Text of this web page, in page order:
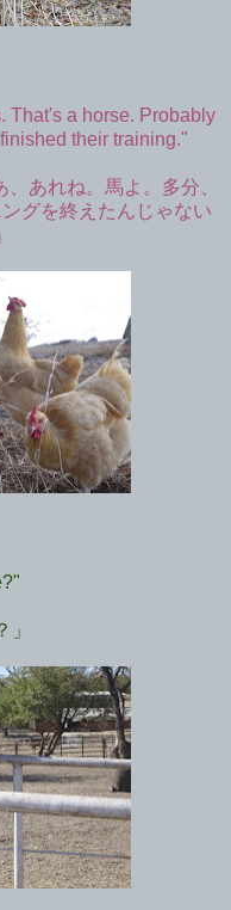
That's a horse. Probably
their training."
あれね。馬よ。多分、
グを終えたんじゃない
」